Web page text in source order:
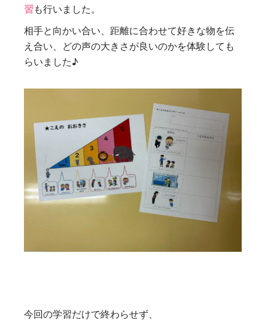
習も行いました。
相手と向かい合い、距離に合わせて好きな物を伝
え合い、どの声の大きさが良いのかを体験しても
らいました♪
今回の学習だけで終わらせず、